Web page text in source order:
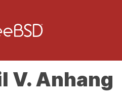
V. Anhang